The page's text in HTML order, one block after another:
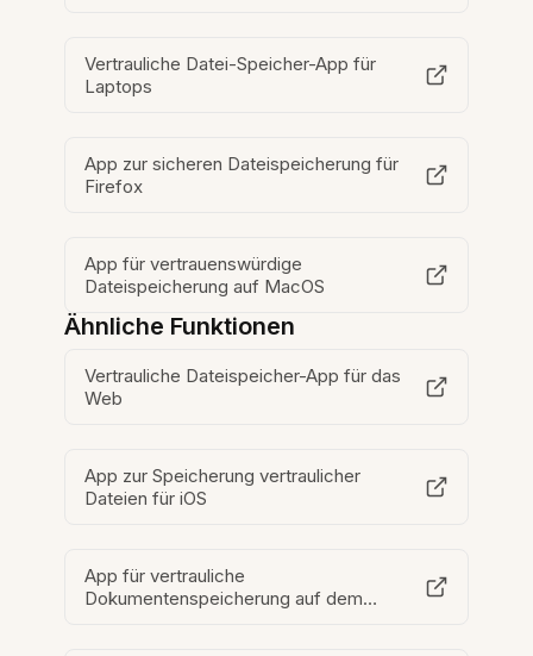
Vertrauliche Datei-Speicher-App für
Laptops
App zur sicheren Dateispeicherung für
Firefox
App für vertrauenswürdige
Dateispeicherung auf MacOS
Ähnliche Funktionen
Vertrauliche Dateispeicher-App für das
Web
App zur Speicherung vertraulicher
Dateien für iOS
App für vertrauliche
Dokumentenspeicherung auf dem